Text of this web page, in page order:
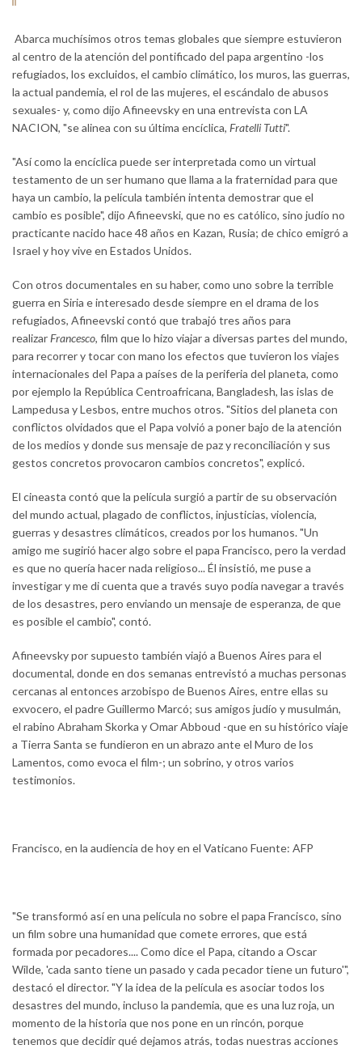
Abarca muchísimos otros temas globales que siempre estuvieron
al centro de la atención del pontificado del papa argentino -los
refugiados, los excluidos, el cambio climático, los muros, las guerras,
la actual pandemia, el rol de las mujeres, el escándalo de abusos
sexuales- y, como dijo Afineevsky en una entrevista con LA
NACION, "se alinea con su última encíclica, Fratelli Tutti".
"Así como la encíclica puede ser interpretada como un virtual
testamento de un ser humano que llama a la fraternidad para que
haya un cambio, la película también intenta demostrar que el
cambio es posible", dijo Afineevski, que no es católico, sino judío no
practicante nacido hace 48 años en Kazan, Rusia; de chico emigró a
Israel y hoy vive en Estados Unidos.
Con otros documentales en su haber, como uno sobre la terrible
guerra en Siria e interesado desde siempre en el drama de los
refugiados, Afineevski contó que trabajó tres años para
realizarFrancesco, film que lo hizo viajar a diversas partes del mundo,
para recorrer y tocar con mano los efectos que tuvieron los viajes
internacionales del Papa a países de la periferia del planeta, como
por ejemplo la República Centroafricana, Bangladesh, las islas de
Lampedusa y Lesbos, entre muchos otros. "Sitios del planeta con
conflictos olvidados que el Papa volvió a poner bajo de la atención
de los medios y donde sus mensaje de paz y reconciliación y sus
gestos concretos provocaron cambios concretos", explicó.
El cineasta contó que la película surgió a partir de su observación
del mundo actual, plagado de conflictos, injusticias, violencia,
guerras y desastres climáticos, creados por los humanos. "Un
amigo me sugirió hacer algo sobre el papa Francisco, pero la verdad
es que no quería hacer nada religioso... Él insistió, me puse a
investigar y me di cuenta que a través suyo podía navegar a través
de los desastres, pero enviando un mensaje de esperanza, de que
es posible el cambio", contó.
Afineevsky por supuesto también viajó a Buenos Aires para el
documental, donde en dos semanas entrevistó a muchas personas
cercanas al entonces arzobispo de Buenos Aires, entre ellas su
exvocero, el padre Guillermo Marcó; sus amigos judío y musulmán,
el rabino Abraham Skorka y Omar Abboud -que en su histórico viaje
a Tierra Santa se fundieron en un abrazo ante el Muro de los
Lamentos, como evoca el film-; un sobrino, y otros varios
testimonios.
Francisco, en la audiencia de hoy en el Vaticano Fuente: AFP
"Se transformó así en una película no sobre el papa Francisco, sino
un film sobre una humanidad que comete errores, que está
formada por pecadores.... Como dice el Papa, citando a Oscar
Wilde, 'cada santo tiene un pasado y cada pecador tiene un futuro'",
destacó el director. "Y la idea de la película es asociar todos los
desastres del mundo, incluso la pandemia, que es una luz roja, un
momento de la historia que nos pone en un rincón, porque
tenemos que decidir qué dejamos atrás, todas nuestras acciones